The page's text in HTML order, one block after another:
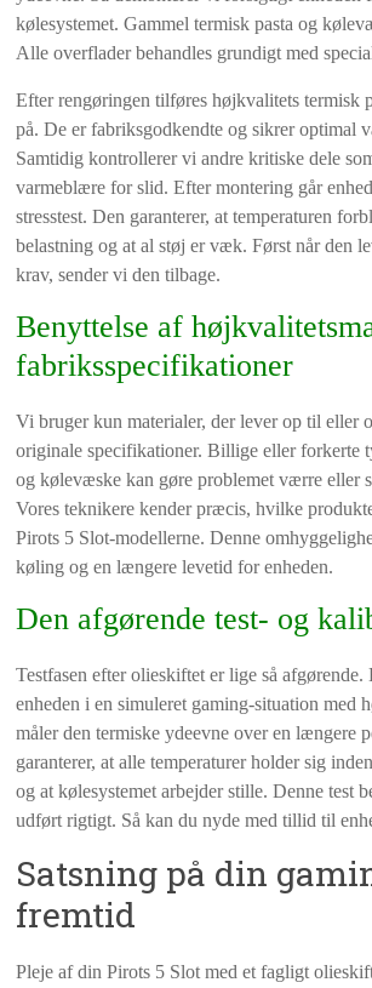
kølesystemet. Gammel termisk pasta og
Alle overflader behandles grundigt med
Efter rengøringen tilføres højkvalitets termisk
på. De er fabriksgodkendte og sikrer optimal
Samtidig kontrollerer vi andre kritiske dele
varmeblære for slid. Efter montering går
stresstest. Den garanterer, at temperaturen
belastning og at al støj er væk. Først når den
krav, sender vi den tilbage.
Benyttelse af
fabriksspecifikationer
Vi bruger kun materialer, der lever op til eller
originale specifikationer. Billige eller forkerte
og kølevæske kan gøre problemet værre eller
Vores teknikere kender præcis, hvilke
Pirots 5 Slot-modellerne. Denne
køling og en længere levetid for enheden.
Den afgørende test- og
Testfasen efter olieskiftet er lige så afgørende.
enheden i en simuleret gaming-situation med
måler den termiske ydeevne over en længere
garanterer, at alle temperaturer holder sig
og at kølesystemet arbejder stille. Denne test
udført rigtigt. Så kan du nyde med tillid til
Satsning på din
fremtid
Pleje af din Pirots 5 Slot med et fagligt